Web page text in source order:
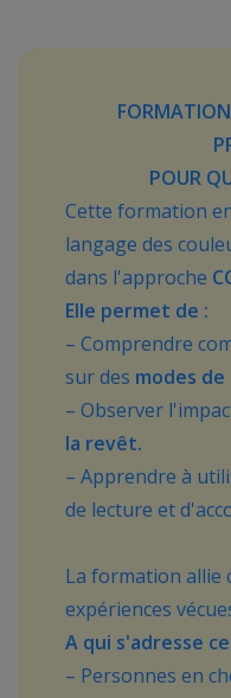
FORMATION
POUR
Cette formation
langage des
dans l'approche
Elle permet de :
– Comprendre
sur des modes de
– Observer
la revêt.
– Apprendre à
de lecture et
La formation allie
expériences
A qui s'adresse
– Personnes en